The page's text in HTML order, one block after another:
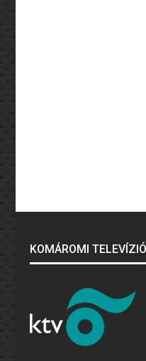
KOMÁROMI TELEVÍZIÓ